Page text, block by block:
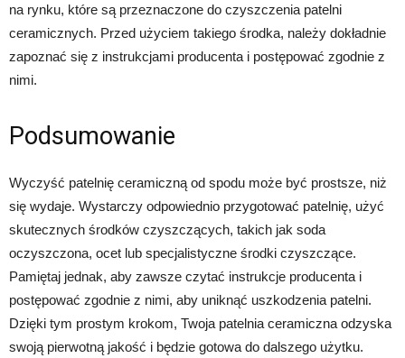
na rynku, które są przeznaczone do czyszczenia patelni
ceramicznych. Przed użyciem takiego środka, należy dokładnie
zapoznać się z instrukcjami producenta i postępować zgodnie z
nimi.
Podsumowanie
Wyczyść patelnię ceramiczną od spodu może być prostsze, niż
się wydaje. Wystarczy odpowiednio przygotować patelnię, użyć
skutecznych środków czyszczących, takich jak soda
oczyszczona, ocet lub specjalistyczne środki czyszczące.
Pamiętaj jednak, aby zawsze czytać instrukcje producenta i
postępować zgodnie z nimi, aby uniknąć uszkodzenia patelni.
Dzięki tym prostym krokom, Twoja patelnia ceramiczna odzyska
swoją pierwotną jakość i będzie gotowa do dalszego użytku.